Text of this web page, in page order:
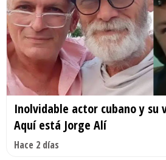
Inolvidable actor cubano y su
Aquí está Jorge Alí
Hace 2 días